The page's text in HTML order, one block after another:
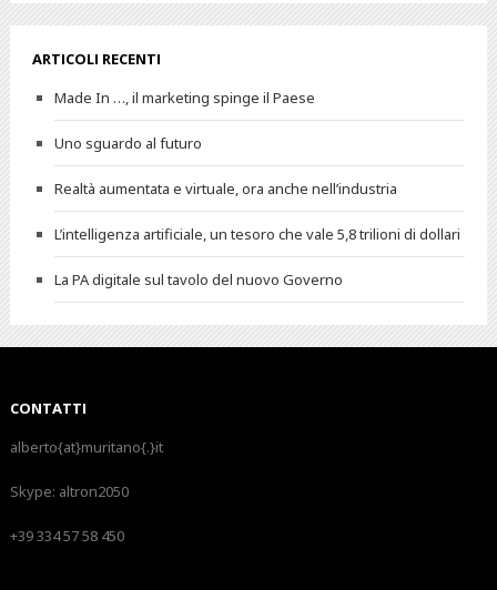
ARTICOLI RECENTI
Made In …, il marketing spinge il Paese
Uno sguardo al futuro
Realtà aumentata e virtuale, ora anche nell’industria
L’intelligenza artificiale, un tesoro che vale 5,8 trilioni di dollari
La PA digitale sul tavolo del nuovo Governo
CONTATTI
alberto{at}muritano{.}it
Skype: altron2050
+39 334 57 58 450